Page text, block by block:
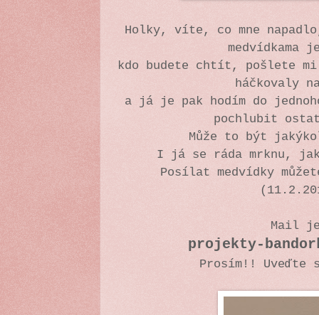
Holky, víte, co mne
kdo budete chtít, pošlete
háčkovaly
a já je pak hodím do
pochlubit
Může to být
I já se ráda mrknu,
Posílat medvídky
Mail
projekty-
Prosím!! Uveďte